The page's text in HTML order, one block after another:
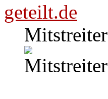
geteilt.de
Mitstreiter